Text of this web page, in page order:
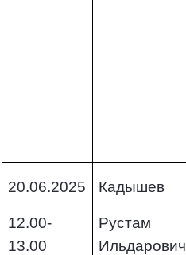
20.06.2025
12.00-
13.00
Кадышев
Рустам
Ильдарович